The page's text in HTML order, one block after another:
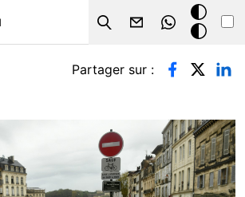
Search
Mode
sombre
Partager sur :